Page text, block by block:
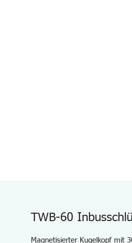
TWB-60
Magnetisierter Kugelkopf mit